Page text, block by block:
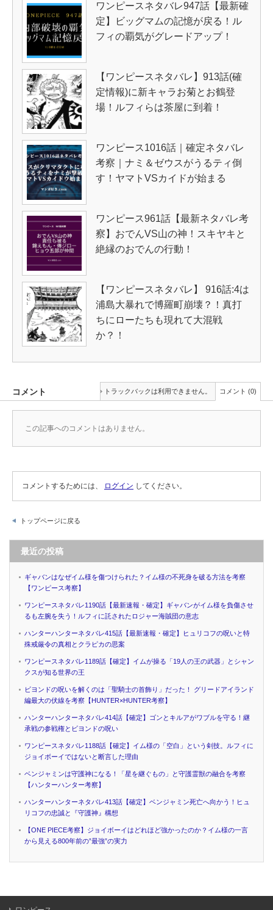
ワンピースネタバレ947話【最新確
定】ビッグマムの記憶が戻る！ル
フィの覇気がグレードアップ！
【ワンピースネタバレ】913話(確
定情報)に新キャラお菊とお鶴登
場！ルフィらは茶屋に到着！
ワンピース1016話｜確定ネタバレ
考察｜ナミ＆ゼウスがうるティ倒
す！ヤマトVSカイドが始まる
ワンピース961話【最新ネタバレ考
察】おでんVS山の神！スキヤキと
絶縁のおでんの行動！
【ワンピースネタバレ】 916話:4は
浦島大暴れで博羅町崩壊？！真打
ちにローたちも現れて大混戦
か？！
コメント トラックバックは利用できません。 コメント (0)
この記事へのコメントはありません。
コメントするためには、 ログイン してください。
トップページに戻る
最近の投稿
ギャバンはなぜイム様を傷つけられた？イム様の不死身を破る方法を考察
【ワンピース考察】
ワンピースネタバレ1190話【最新速報・確定】ギャバンがイム様を負傷させ
るも左腕を失う！ルフィに託されたロジャー海賊団の意志
ハンターハンターネタバレ415話【最新速報・確定】ヒュリコフの呪いと特
殊戒厳令の真相とクラピカの思案
ワンピースネタバレ1189話【確定】イムが操る「19人の王の武器」とシャン
クスが知る世界の王
ビヨンドの呪いを解くのは「聖騎士の首飾り」だった！ グリードアイランド
編最大の伏線を考察【HUNTER×HUNTER考察】
ハンターハンターネタバレ414話【確定】ゴンとキルアがワブルを守る！継
承戦の参戦権とビヨンドの呪い
ワンピースネタバレ1188話【確定】イム様の「空白」という剣技。ルフィに
ジョイボーイではないと断言した理由
ベンジャミンは守護神になる！「星を継ぐもの」と守護霊獣の融合を考察
【ハンターハンター考察】
ハンターハンターネタバレ413話【確定】ベンジャミン死亡へ向かう！ヒュ
リコフの忠誠と『守護神』構想
【ONE PIECE考察】ジョイボーイはどれほど強かったのか？イム様の一言
から見える800年前の”最強”の実力